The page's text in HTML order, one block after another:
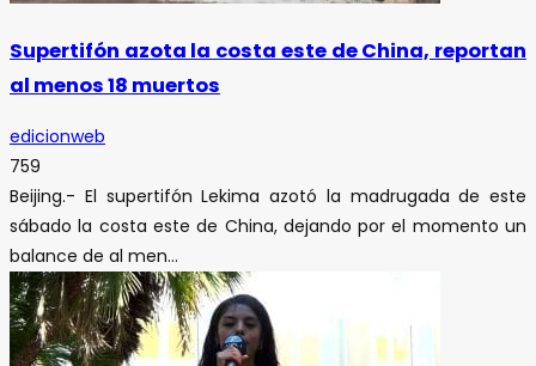
Supertifón azota la costa este de China, reportan
al menos 18 muertos
edicionweb
759
Beijing.- El supertifón Lekima azotó la madrugada de este
sábado la costa este de China, dejando por el momento un
balance de al men...